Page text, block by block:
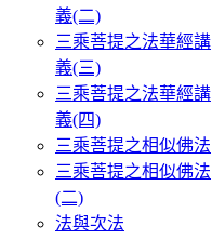
義(二)
三乘菩提之法華經講
義(三)
三乘菩提之法華經講
義(四)
三乘菩提之相似佛法
三乘菩提之相似佛法
(二)
法與次法